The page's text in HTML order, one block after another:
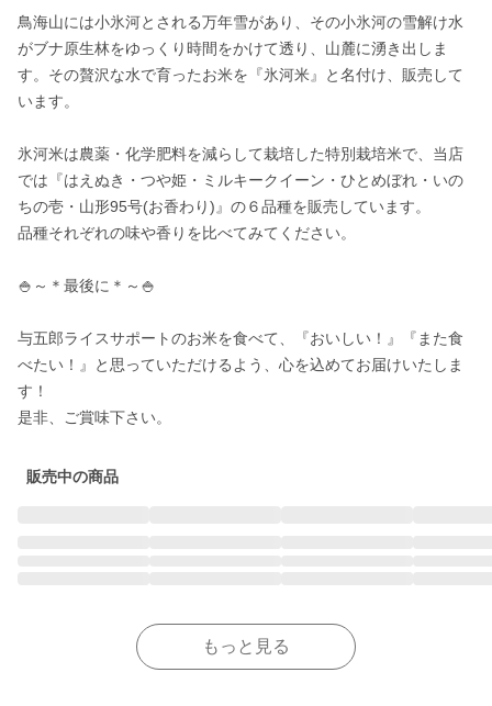
鳥海山には小氷河とされる万年雪があり、その小氷河の雪解け水
がブナ原生林をゆっくり時間をかけて透り、山麓に湧き出しま
す。その贅沢な水で育ったお米を『氷河米』と名付け、販売して
います。
氷河米は農薬・化学肥料を減らして栽培した特別栽培米で、当店
では『はえぬき・つや姫・ミルキークイーン・ひとめぼれ・いの
ちの壱・山形95号(お香わり)』の６品種を販売しています。
品種それぞれの味や香りを比べてみてください。
🍚～＊最後に＊～🍚
与五郎ライスサポートのお米を食べて、『おいしい！』『また食
べたい！』と思っていただけるよう、心を込めてお届けいたしま
す！
是非、ご賞味下さい。
販売中の商品
もっと見る